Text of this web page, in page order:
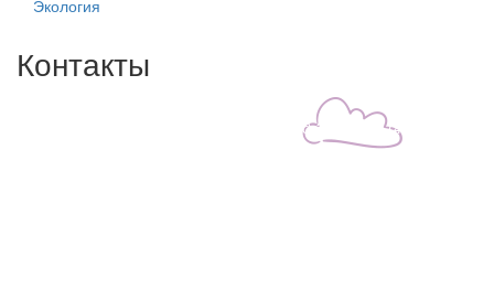
Экология
Контакты
109316, Москва, Волгоградский пр-т, д.32, корп. 14